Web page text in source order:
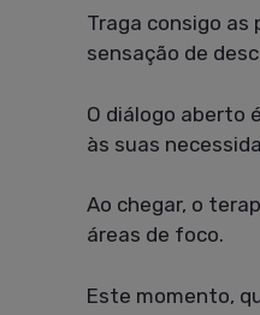
Traga consigo
sensação de
O diálogo aberto
às suas
Ao chegar, o
áreas de foco.
Este momento,